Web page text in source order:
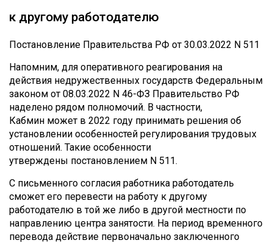
к другому работодателю
Постановление Правительства РФ от 30.03.2022 N 511
Напомним, для оперативного реагирования на
действия недружественных государств Федеральным
законом от 08.03.2022 N 46-ФЗ Правительство РФ
наделено рядом полномочий. В частности,
Кабмин может в 2022 году принимать решения об
установлении особенностей регулирования трудовых
отношений. Такие особенности
утверждены постановлением N 511.
С письменного согласия работника работодатель
сможет его перевести на работу к другому
работодателю в той же либо в другой местности по
направлению центра занятости. На период временного
перевода действие первоначально заключенного